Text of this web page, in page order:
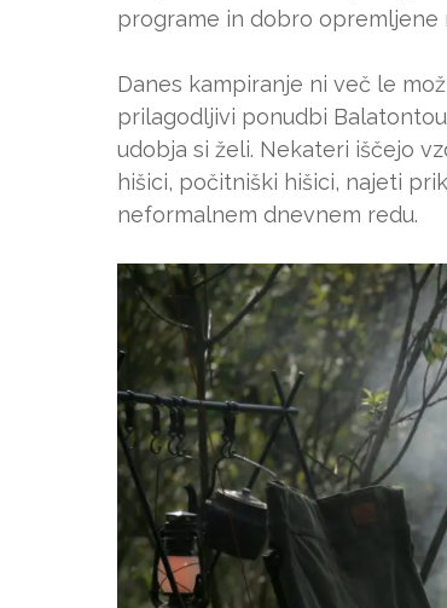
programe in dobro opremljene
Danes kampiranje ni več le
prilagodljivi ponudbi
udobja si želi. Nekateri iščejo
hišici, počitniški hišici, najeti
neformalnem dnevnem redu.